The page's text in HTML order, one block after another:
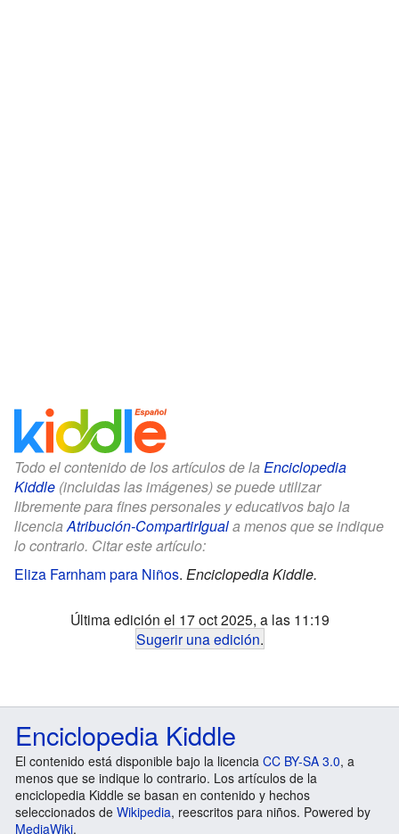
Todo el contenido de los artículos de la Enciclopedia
Kiddle (incluidas las imágenes) se puede utilizar
libremente para fines personales y educativos bajo la
licenciaAtribución-CompartirIguala menos que se indique
lo contrario. Citar este artículo:
Eliza Farnham para Niños. Enciclopedia Kiddle.
Última edición el 17 oct 2025, a las 11:19
Sugerir una edición.
Enciclopedia Kiddle
El contenido está disponible bajo la licencia CC BY-SA 3.0, a
menos que se indique lo contrario. Los artículos de la
enciclopedia Kiddle se basan en contenido y hechos
seleccionados de Wikipedia, reescritos para niños. Powered by
MediaWiki.